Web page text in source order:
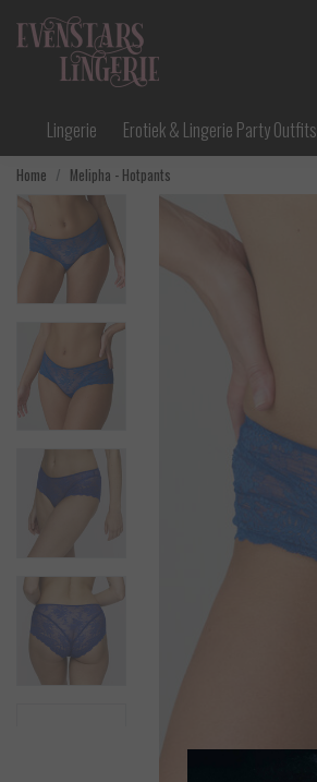
Lingerie Erotiek & Lingerie Party Outfits
Home Melipha - Hotpants